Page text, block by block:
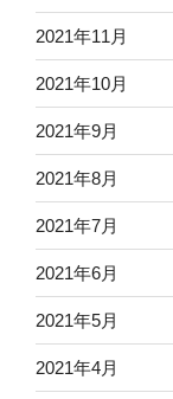
2021年11月
2021年10月
2021年9月
2021年8月
2021年7月
2021年6月
2021年5月
2021年4月